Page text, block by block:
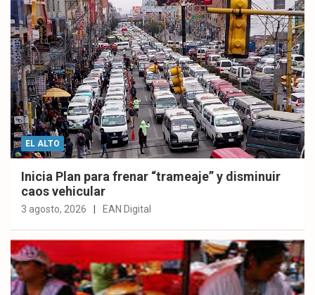
EL ALTO
Inicia Plan para frenar “trameaje” y disminuir
caos vehicular
3 agosto, 2026 EAN Digital